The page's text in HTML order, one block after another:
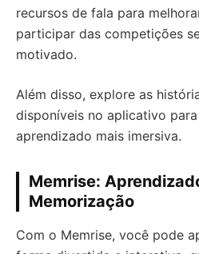
recursos de fala para
participar das competições
motivado.
Além disso, explore as
disponíveis no aplicativo
aprendizado mais imersiva.
Memrise:
Memorização
Com o Memrise, você pode